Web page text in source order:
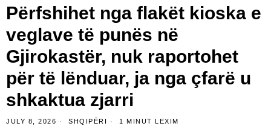
Përfshihet nga flakët kioska e
veglave të punës në
Gjirokastër, nuk raportohet
për të lënduar, ja nga çfarë u
shkaktua zjarri
JULY 8, 2026 SHQIPËRI 1 MINUT LEXIM